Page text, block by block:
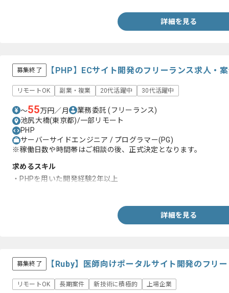
詳細を見る
募集終了 【PHP】ECサイト開発のフリーランス求人・
リモートOK 副業・複業 20代活躍中 30代活躍中
〜55万円／月 業務委託(フリーランス)
池尻大橋(東京都)/一部リモート
PHP
サーバーサイドエンジニア / プログラマー(PG)
※稼働日数や時間帯はご相談の後、正式決定となります。
求めるスキル
・PHPを用いた開発経験2年以上
詳細を見る
募集終了 【Ruby】医師向けポータルサイト開発のフリ
リモートOK 長期案件 新技術に積極的 上場企業